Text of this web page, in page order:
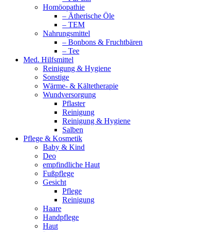
Homöopathie
– Ätherische Öle
– TEM
Nahrungsmittel
– Bonbons & Fruchtbären
– Tee
Med. Hilfsmittel
Reinigung & Hygiene
Sonstige
Wärme- & Kältetherapie
Wundversorgung
Pflaster
Reinigung
Reinigung & Hygiene
Salben
Pflege & Kosmetik
Baby & Kind
Deo
empfindliche Haut
Fußpflege
Gesicht
Pflege
Reinigung
Haare
Handpflege
Haut